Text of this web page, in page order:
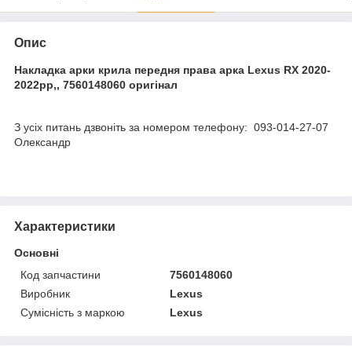
Опис
Накладка арки крила передня права арка Lexus RX 2020-
2022рр,, 7560148060 оригінал
З усіх питань дзвоніть за номером телефону: 093-014-27-07
Олександр
Характеристики
Основні
Код запчастини
7560148060
Виробник
Lexus
Сумісність з маркою
Lexus